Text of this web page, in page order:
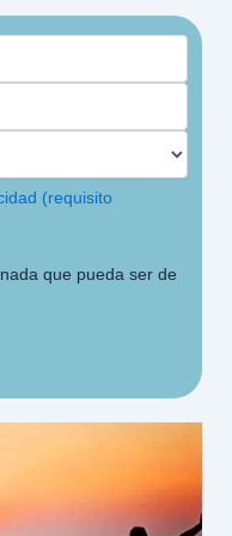
(requisito
que pueda ser de